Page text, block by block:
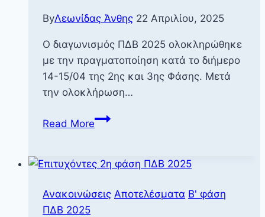
ByΛεωνίδας Άνθης 22 Απριλίου, 2025
Ο διαγωνισμός ΠΔΒ 2025 ολοκληρώθηκε
με την πραγματοποίηση κατά το διήμερο
14-15/04 της 2ης και 3ης Φάσης. Μετά
την ολοκλήρωση…
Read MoreΑποτελέσματα
Γ
ΠΔΒ
Ανακοινώσεις Αποτελέσματα Β' φάση
ΠΔΒ 2025